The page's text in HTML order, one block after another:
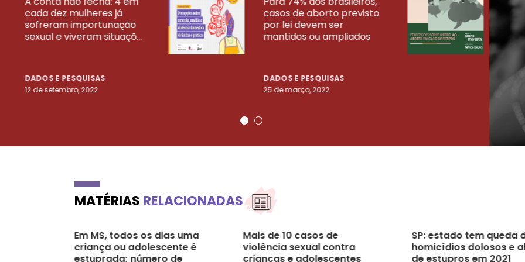
cada dez mulheres já
sofreram importunação
sexual e viveram situaçõ...
DADOS E PESQUISAS
12 de setembro, 2022
casos de aborto previsto
por lei devem ser
mantidos ou ampliados
DADOS E PESQUISAS
25 de março, 2022
23
VEJA MAIS PESQUISAS
MATÉRIAS RELACIONADAS
Em MS, todos os dias uma
criança ou adolescente é
estuprada; número de
Mais de 10 casos de
violência sexual contra
crianças e adolescentes
SP: estado tem queda
homicídios dolosos e
de estupros em 2021